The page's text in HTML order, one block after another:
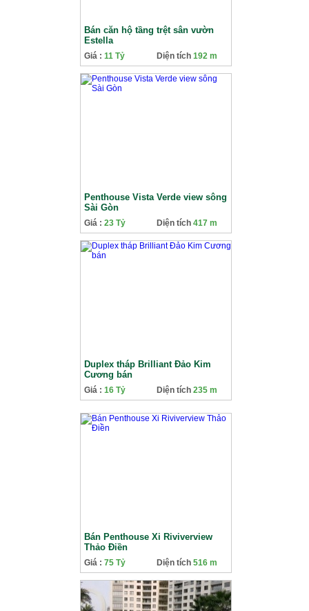
Bán căn hộ tầng trệt sân vườn
Estella
Giá : 11 Tỷ Diện tích 192 m
Penthouse Vista Verde view sông
Sài Gòn
Giá : 23 Tỷ Diện tích 417 m
Duplex tháp Brilliant Đảo Kim
Cương bán
Giá : 16 Tỷ Diện tích 235 m
Bán Penthouse Xi Riviverview
Thảo Điền
Giá : 75 Tỷ Diện tích 516 m